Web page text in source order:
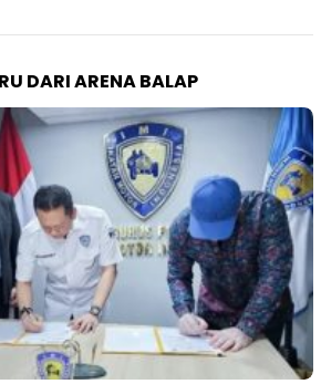
DARI ARENA BALAP